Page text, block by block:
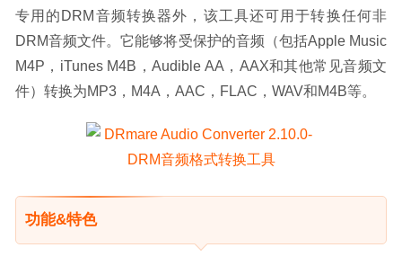
专用的DRM音频转换器外，该工具还可用于转换任何非
DRM音频文件。它能够将受保护的音频（包括Apple Music
M4P，iTunes M4B，Audible AA，AAX和其他常见音频文
件）转换为MP3，M4A，AAC，FLAC，WAV和M4B等。
功能&特色